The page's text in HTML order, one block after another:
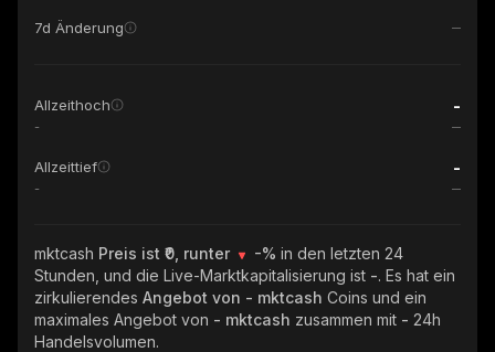
7d Änderung
Allzeithoch -
-
Allzeittief -
-
mktcash Preis ist ₹0, runter -% in den letzten 24
Stunden, und die Live-Marktkapitalisierung ist -. Es hat ein
zirkulierendes Angebot von - mktcash Coins und ein
maximales Angebot von - mktcash zusammen mit - 24h
Handelsvolumen.